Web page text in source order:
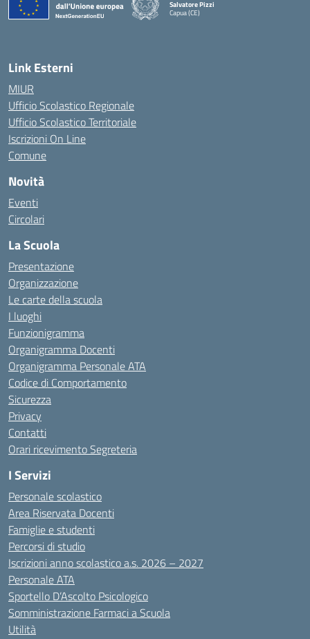
Salvatore Pizzi
Capua (CE)
— Visita la pagina iniziale della scuola
Link Esterni
MIUR
Ufficio Scolastico Regionale
Ufficio Scolastico Territoriale
Iscrizioni On Line
Comune
Novità
Eventi
Circolari
La Scuola
Presentazione
Organizzazione
Le carte della scuola
I luoghi
Funzionigramma
Organigramma Docenti
Organigramma Personale ATA
Codice di Comportamento
Sicurezza
Privacy
Contatti
Orari ricevimento Segreteria
I Servizi
Personale scolastico
Area Riservata Docenti
Famiglie e studenti
Percorsi di studio
Iscrizioni anno scolastico a.s. 2026 – 2027
Personale ATA
Sportello D’Ascolto Psicologico
Somministrazione Farmaci a Scuola
Utilità